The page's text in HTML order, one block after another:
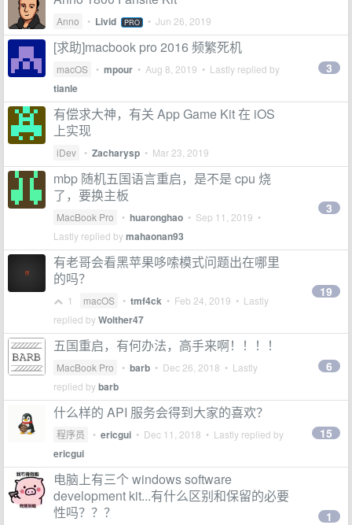
Anno • Livid PRO • Jun 26, 2019
[求助]macbook pro 2016 频繁死机
macOS • mpour • Aug 8, 2019 • Lastly replied by
tianle
3
有偿求大神，有关 App Game Kit 在 iOS
上实现
iDev • Zacharysp • Mar 23, 2019
mbp 随机五国语言重启，是不是 cpu 烧
了，要换主板
MacBook Pro • huaronghao • Sep 11, 2019 •
Lastly replied bymahaonan93
3
有老哥会看黑苹果哆嗦模式问题出在哪里
的吗？
1 macOS • tmf4ck • Feb 24, 2019 • Lastly
replied byWolther47
19
五国重启，有何办法，高手来啊！！！！
MacBook Pro • barb • Dec 26, 2018 • Lastly
replied bybarb
6
什么样的 API 服务会得到大家的喜欢？
程序员 • ericgui • Dec 11, 2018 • Lastly replied by
ericgui
15
电脑上有三个 windows software
development kit...有什么区别和保留的必要
性吗？？？
1